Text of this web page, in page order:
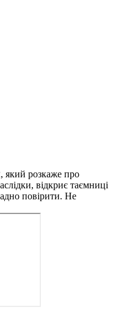
який розкаже про
відкриє таємниці
повірити. Не